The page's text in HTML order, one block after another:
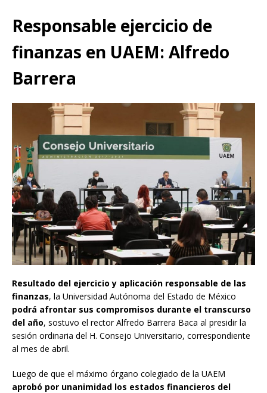
Responsable ejercicio de
finanzas en UAEM: Alfredo
Barrera
Resultado del ejercicio y aplicación responsable de las
finanzas, la Universidad Autónoma del Estado de México
podrá afrontar sus compromisos durante el transcurso
del año, sostuvo el rector Alfredo Barrera Baca al presidir la
sesión ordinaria del H. Consejo Universitario, correspondiente
al mes de abril.
Luego de que el máximo órgano colegiado de la UAEM
aprobó por unanimidad los estados financieros del